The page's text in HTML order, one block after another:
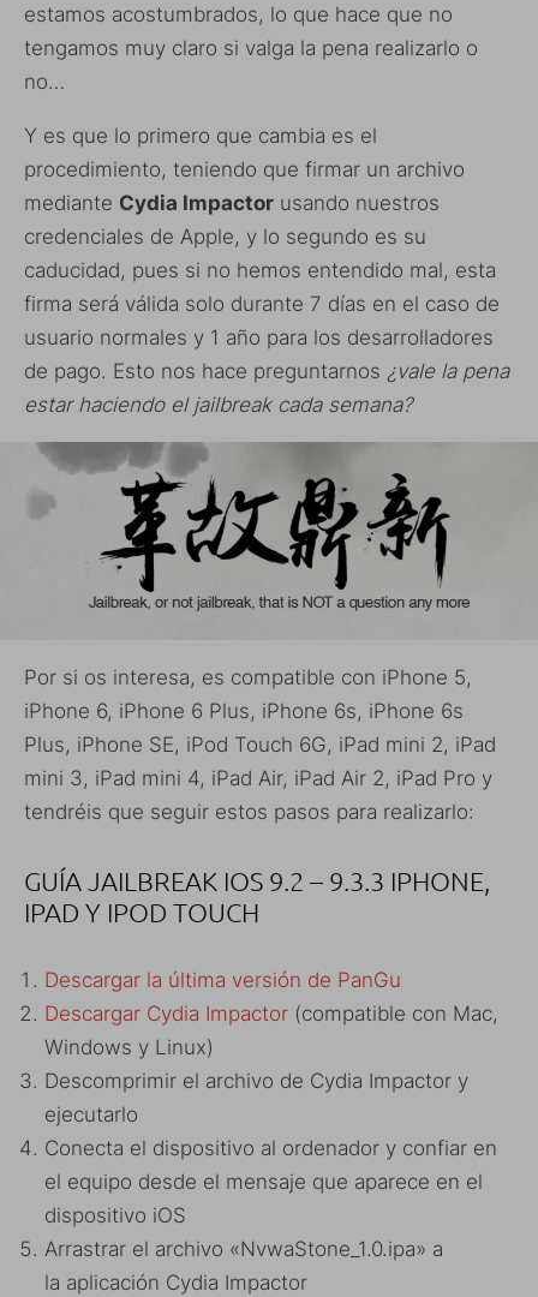
estamos acostumbrados, lo que hace que no
tengamos muy claro si valga la pena realizarlo o
no…
Y es que lo primero que cambia es el
procedimiento, teniendo que firmar un archivo
mediante Cydia Impactor usando nuestros
credenciales de Apple, y lo segundo es su
caducidad, pues si no hemos entendido mal, esta
firma será válida solo durante 7 días en el caso de
usuario normales y 1 año para los desarrolladores
de pago. Esto nos hace preguntarnos ¿vale la pena
estar haciendo el jailbreak cada semana?
Por si os interesa, es compatible con iPhone 5,
iPhone 6, iPhone 6 Plus, iPhone 6s, iPhone 6s
Plus, iPhone SE, iPod Touch 6G, iPad mini 2, iPad
mini 3, iPad mini 4, iPad Air, iPad Air 2, iPad Pro y
tendréis que seguir estos pasos para realizarlo:
GUÍA JAILBREAK IOS 9.2 – 9.3.3 IPHONE,
IPAD Y IPOD TOUCH
Descargar la última versión de PanGu
Descargar Cydia Impactor (compatible con Mac,
Windows y Linux)
Descomprimir el archivo de Cydia Impactor y
ejecutarlo
Conecta el dispositivo al ordenador y confiar en
el equipo desde el mensaje que aparece en el
dispositivo iOS
Arrastrar el archivo «NvwaStone_1.0.ipa» a
la aplicación Cydia Impactor